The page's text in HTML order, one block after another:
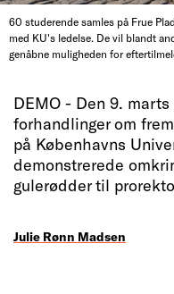
60 studerende samles på Frue
med KU's ledelse. De vil blandt
genåbne muligheden for
DEMO - Den 9.
forhandlinger om
på Københavns
demonstrerede
gulerødder til
Julie Rønn Madsen